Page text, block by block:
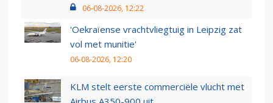
06-08-2026, 12:22
'Oekraïense vrachtvliegtuig in Leipzig zat
vol met munitie'
06-08-2026, 12:20
KLM stelt eerste commerciële vlucht met